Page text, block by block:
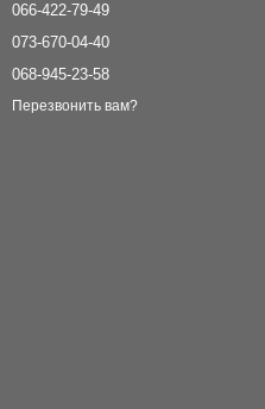
066-422-79-49
073-670-04-40
068-945-23-58
Перезвонить вам?